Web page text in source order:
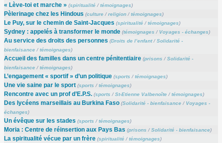
« Lève-toi et marche » (spiritualité/témoignages)
Pèlerinage chez les Hindous (culture/religion/témoignages)
Le Puy, sur le chemin de Saint-Jacques (spiritualité/témoignages)
Sydney : appelés à transformer le monde (témoignages / Voyages - échanges)
Au service des droits des personnes (Droits de l’enfant/Solidarité -
bienfaisance/témoignages)
Accueil des familles dans un centre pénitentiaire (prisons /Solidarité -
bienfaisance/témoignages)
L’engagement « sportif » d’un politique (sports /témoignages)
Une vie saine par le sport (sports /témoignages)
Rencontre avec un prof d’E.P.S. (sports /St-Etienne Valbenoîte/témoignages)
Des lycéens marseillais au Burkina Faso (Solidarité - bienfaisance/ Voyages -
échanges)
Un évêque sur les stades (sports /témoignages)
Moria : Centre de réinsertion aux Pays Bas (prisons /Solidarité - bienfaisance)
La spiritualité vécue par un frère (spiritualité/témoignages)